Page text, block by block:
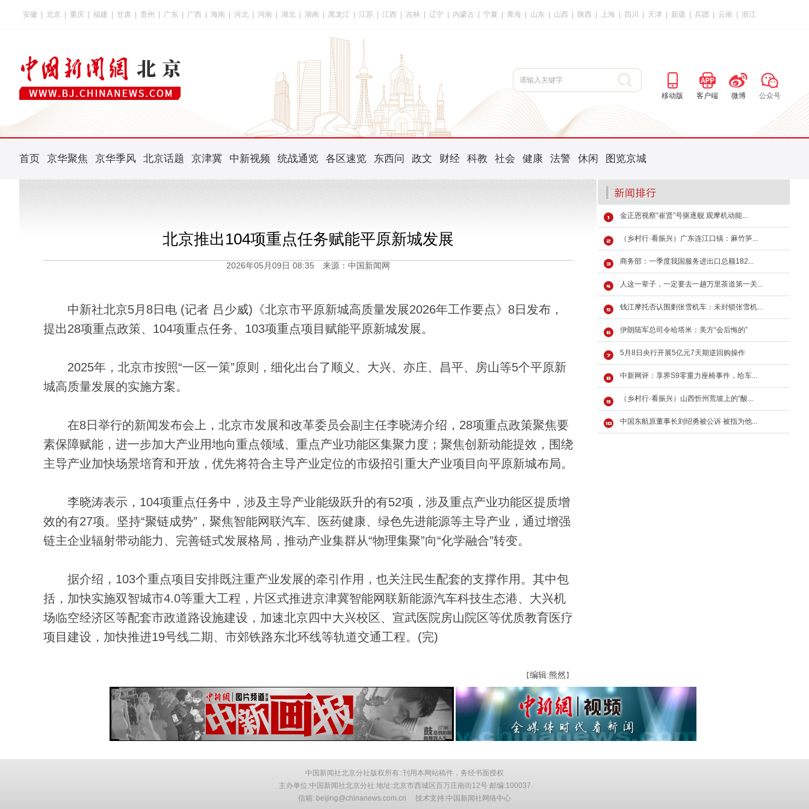
安徽 北京 重庆 福建 甘肃 贵州 广东 广西 海南 河北 河南 湖北 湖南 黑龙江 江苏 江西 吉林 辽宁 内蒙古 宁夏 青海 山东 山西 陕西 上海 四川 天津 新疆 兵团 云南 浙江
移动版 客户端 微博 公众号
首页 京华聚焦 京华季风 北京话题 京津冀 中新视频 统战通览 各区速览 东西问 政文 财经 科教 社会 健康 法警 休闲 图览京城
北京推出104项重点任务赋能平原新城发展
2026年05月09日 08:35 来源：中国新闻网
中新社北京5月8日电 (记者 吕少威)《北京市平原新城高质量发展2026年工作要点》8日发布，
提出28项重点政策、104项重点任务、103项重点项目赋能平原新城发展。
2025年，北京市按照“一区一策”原则，细化出台了顺义、大兴、亦庄、昌平、房山等5个平原新
城高质量发展的实施方案。
在8日举行的新闻发布会上，北京市发展和改革委员会副主任李晓涛介绍，28项重点政策聚焦要
素保障赋能，进一步加大产业用地向重点领域、重点产业功能区集聚力度；聚焦创新动能提效，围绕
主导产业加快场景培育和开放，优先将符合主导产业定位的市级招引重大产业项目向平原新城布局。
李晓涛表示，104项重点任务中，涉及主导产业能级跃升的有52项，涉及重点产业功能区提质增
效的有27项。坚持“聚链成势”，聚焦智能网联汽车、医药健康、绿色先进能源等主导产业，通过增强
链主企业辐射带动能力、完善链式发展格局，推动产业集群从“物理集聚”向“化学融合”转变。
据介绍，103个重点项目安排既注重产业发展的牵引作用，也关注民生配套的支撑作用。其中包
括，加快实施双智城市4.0等重大工程，片区式推进京津冀智能网联新能源汽车科技生态港、大兴机
场临空经济区等配套市政道路设施建设，加速北京四中大兴校区、宣武医院房山院区等优质教育医疗
项目建设，加快推进19号线二期、市郊铁路东北环线等轨道交通工程。(完)
【编辑:熊然 】
金正恩视察“崔贤”号驱逐舰 观摩机动能...
（乡村行·看振兴）广东连江口镇：麻竹笋...
商务部：一季度我国服务进出口总额182...
人这一辈子，一定要去一趟万里茶道第一关...
钱江摩托否认围剿张雪机车：未封锁张雪机...
伊朗陆军总司令哈塔米：美方“会后悔的”
5月8日央行开展5亿元7天期逆回购操作
中新网评：享界S9零重力座椅事件，给车...
（乡村行·看振兴）山西忻州荒坡上的“酸...
中国东航原董事长刘绍勇被公诉 被指为他...
中国新闻社北京分社版权所有::刊用本网站稿件，务经书面授权
主办单位:中国新闻社北京分社 地址:北京市西城区百万庄南街12号 邮编:100037
信箱: beijing@chinanews.com.cn 技术支持:中国新闻社网络中心